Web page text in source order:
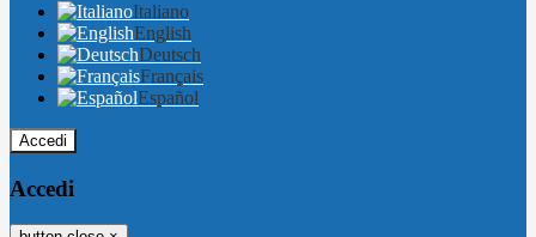
Italiano
English
Deutsch
Français
Español
Accedi
Accedi